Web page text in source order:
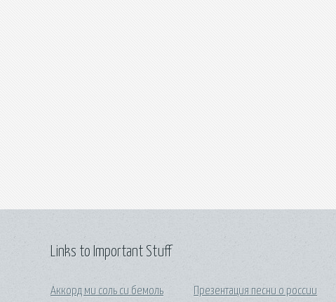
Links to Important Stuff
Аккорд ми соль си бемоль Презентация песни о россии